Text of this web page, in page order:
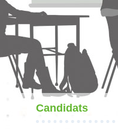
Candidats